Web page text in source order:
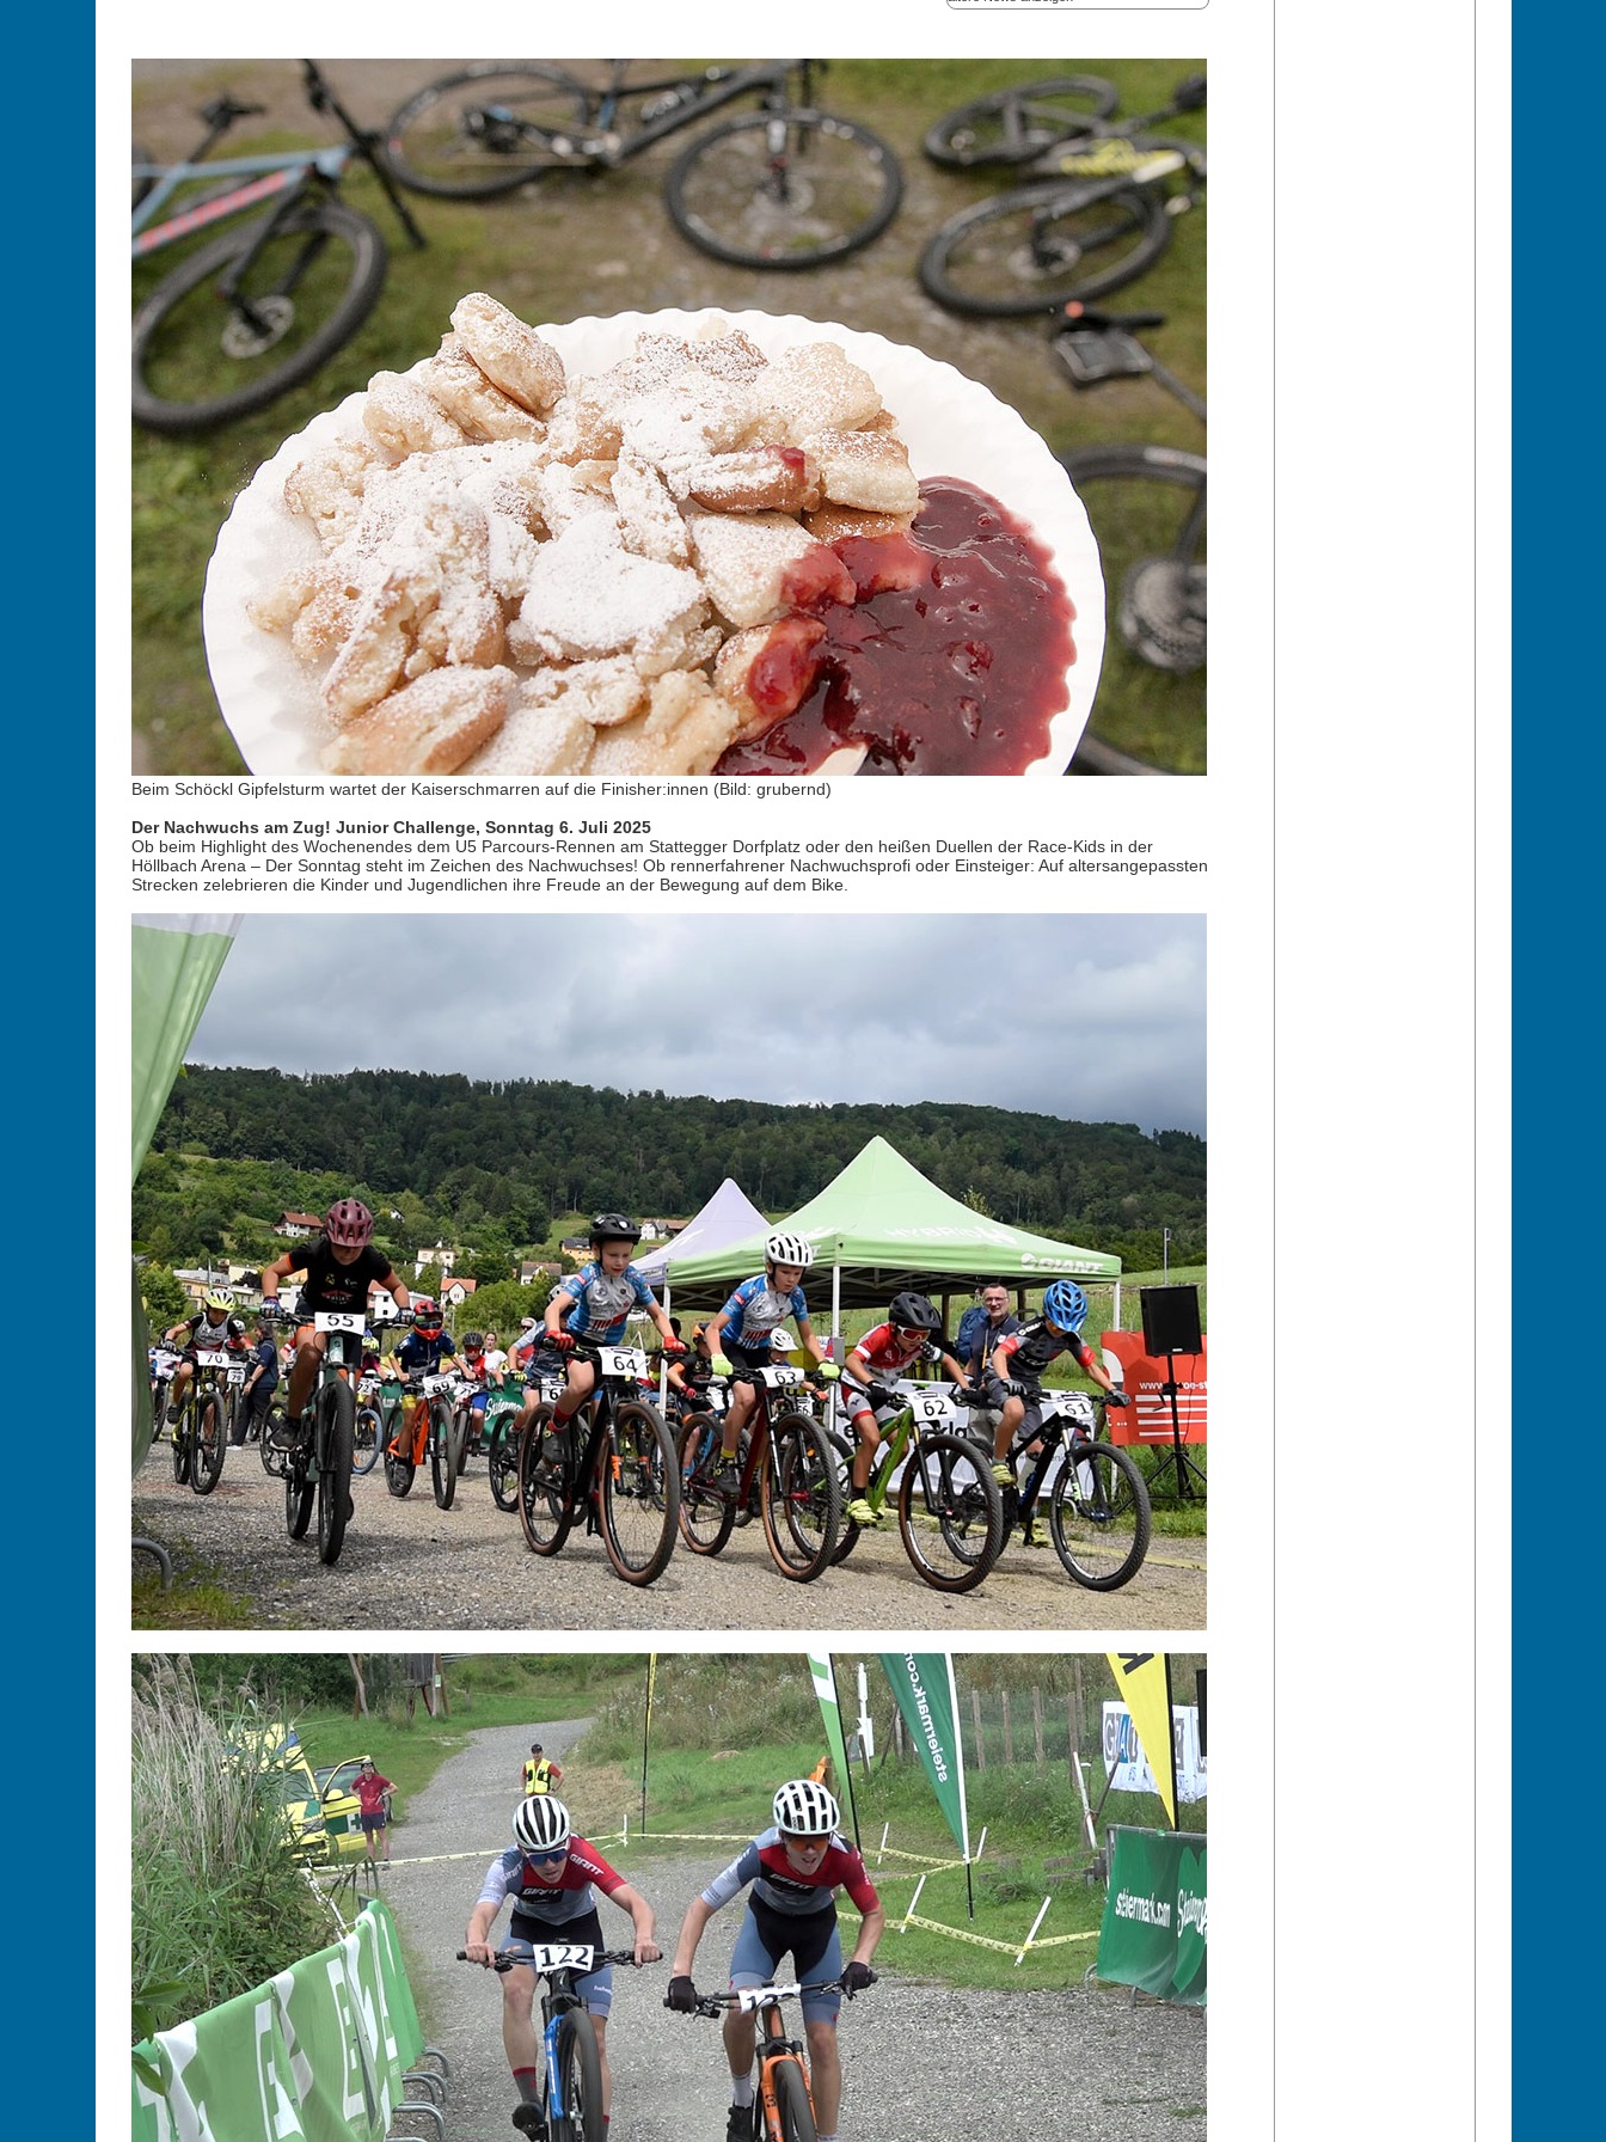
Bedingungen gab es von 28. April bis
was der Mountainbike Sport in der
Tage-Programm gepackt. Beim Bike-
Opening sind Österreichs beste
Mountainbiker:innen in Elite und
Nachwuchs gemeinsam mit
internationaler Klasse aus 17 Nationen
am Start.
Beim Schöckl Gipfelsturm wartet der Kaiserschmarren auf die Finisher:innen (Bild: grubernd)
Der Nachwuchs am Zug! Junior Challenge, Sonntag 6. Juli 2025
Ob beim Highlight des Wochenendes dem U5 Parcours-Rennen am Stattegger Dorfplatz oder den heißen Duellen der Race-Kids in der
Höllbach Arena – Der Sonntag steht im Zeichen des Nachwuchses! Ob rennerfahrener Nachwuchsprofi oder Einsteiger: Auf altersangepassten
Strecken zelebrieren die Kinder und Jugendlichen ihre Freude an der Bewegung auf dem Bike.